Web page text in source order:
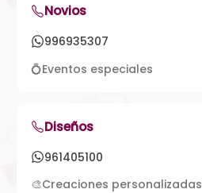
Novios
996935307
💍Eventos especiales
Diseños
961405100
🎨Creaciones personalizadas